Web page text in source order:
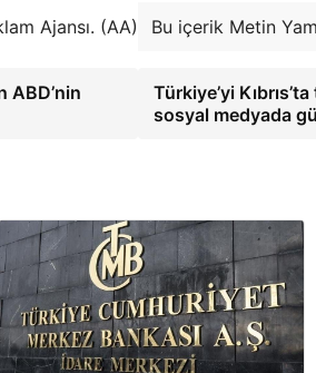
Ajansı. (AA) Bu içerik Metin
ABD’nin
Türkiye’yi
sosyal medyada